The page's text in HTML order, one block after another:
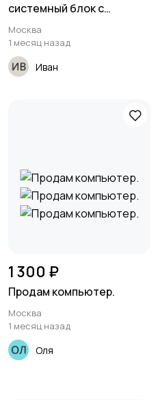
системный блок с
монитор и полным
набором для игр
Москва
1 месяц назад
Иван
1 300 ₽
Продам компьютер.
Москва
1 месяц назад
Оля